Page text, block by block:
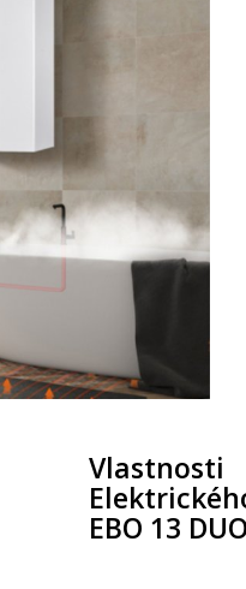
Vlastnosti
EBO 13